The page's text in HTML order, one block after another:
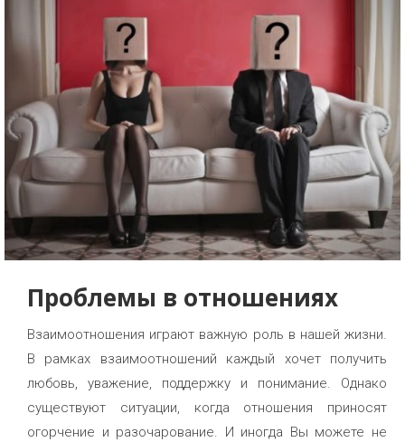
Проблемы в отношениях
Взаимоотношения играют важную роль в нашей жизни.
В рамках взаимоотношений каждый хочет получить
любовь, уважение, поддержку и понимание. Однако
существуют ситуации, когда отношения приносят
огорчение и разочарование. И иногда Вы можете не